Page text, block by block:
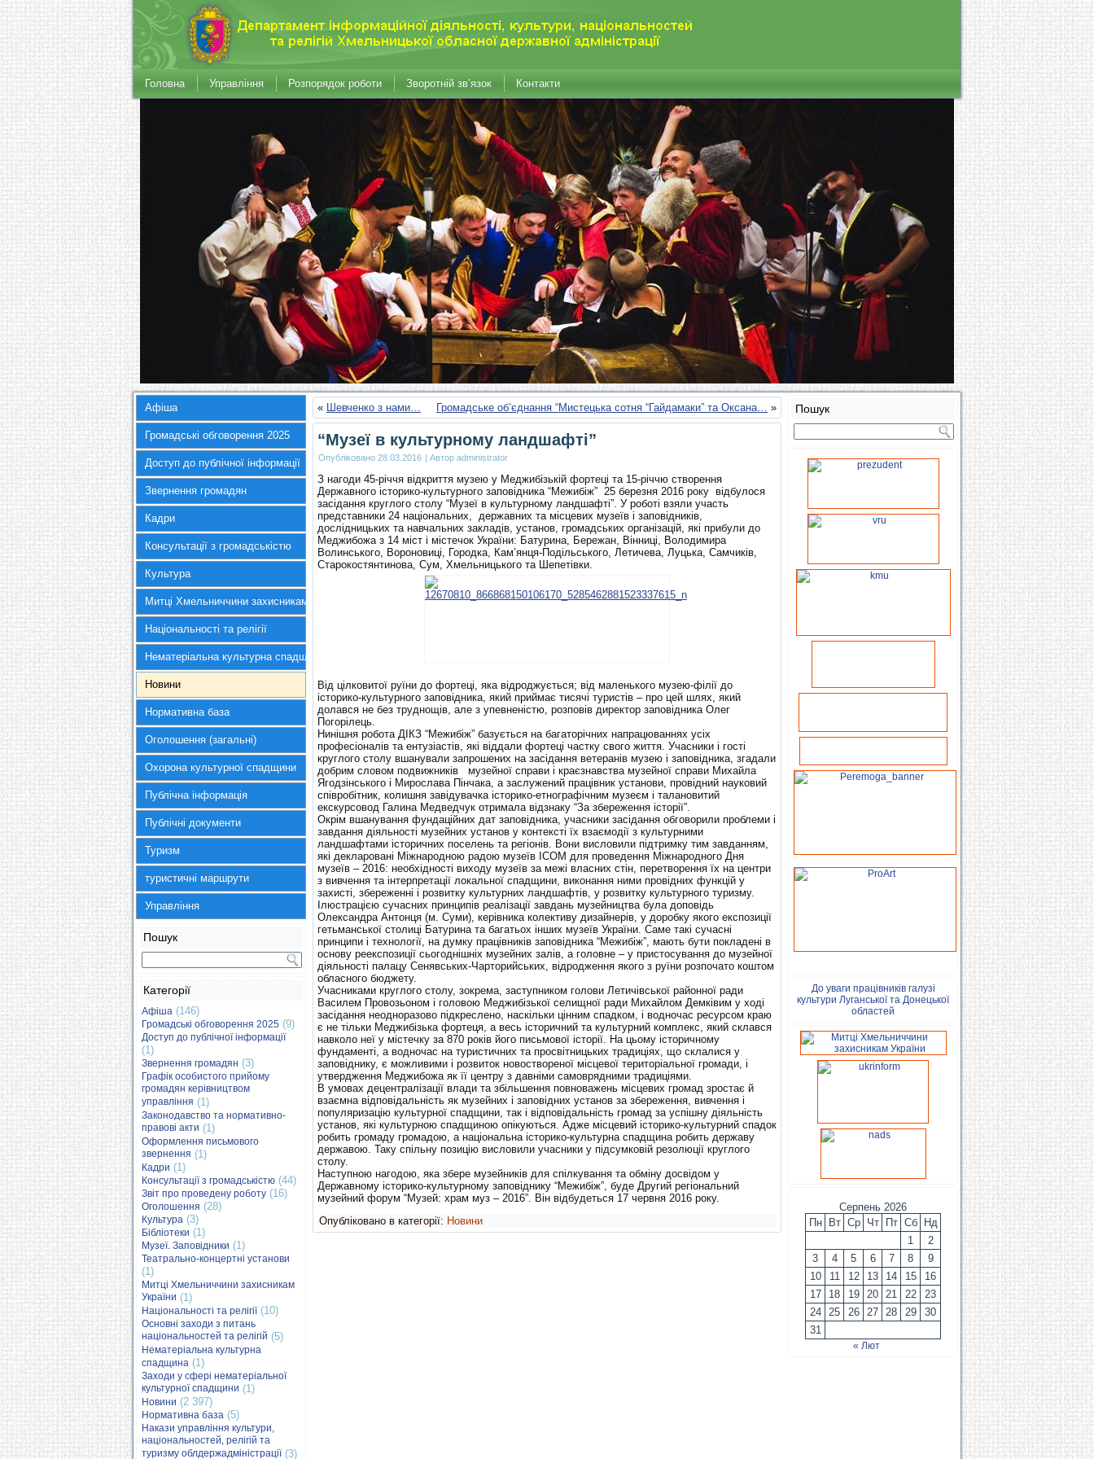
Головна Управління Розпорядок роботи Зворотній зв’язок Контакти
Афіша
Громадські обговорення 2025
Доступ до публічної інформації
Звернення громадян
Кадри
Консультації з громадськістю
Культура
Митці Хмельниччини захисникам України
Національності та релігії
Нематеріальна культурна спадщина
Новини
Нормативна база
Оголошення (загальні)
Охорона культурної спадщини
Публічна інформація
Публічні документи
Туризм
туристичні маршрути
Управління
Пошук
Категорії
Афіша (146)
Громадські обговорення 2025 (9)
Доступ до публічної інформації
(1)
Звернення громадян (3)
Графік особистого прийому
громадян керівництвом
управління (1)
Законодавство та нормативно-
правові акти (1)
Оформлення письмового
звернення (1)
Кадри (1)
Консультації з громадськістю (44)
Звіт про проведену роботу (16)
Оголошення (28)
Культура (3)
Бібліотеки (1)
Музеї. Заповідники (1)
Театрально-концертні установи
(1)
Митці Хмельниччини захисникам
України (1)
Національності та релігії(10)
Основні заходи з питань
національностей та релігій (5)
Нематеріальна культурна
спадщина (1)
Заходи у сфері нематеріальної
культурної спадщини (1)
Новини (2 397)
Нормативна база (5)
Накази управління культури,
національностей, релігій та
туризму облдержадміністрації(3)
« Шевченко з нами… Громадське об’єднання “Мистецька сотня “Гайдамаки” та Оксана… »
“Музеї в культурному ландшафті”
Опубліковано 28.03.2016 | Автор administrator
З нагоди 45-річчя відкриття музею у Меджибізькій фортеці та 15-річчю створення
Державного історико-культурного заповідника “Межибіж” 25 березня 2016 року відбулося
засідання круглого столу “Музеї в культурному ландшафті”. У роботі взяли участь
представники 24 національних, державних та місцевих музеїв і заповідників,
дослідницьких та навчальних закладів, установ, громадських організацій, які прибули до
Меджибожа з 14 міст і містечок України: Батурина, Бережан, Вінниці, Володимира
Волинського, Вороновиці, Городка, Кам’янця-Подільського, Летичева, Луцька, Самчиків,
Старокостянтинова, Сум, Хмельницького та Шепетівки.
Від цілковитої руїни до фортеці, яка відроджується; від маленького музею-філії до
історико-культурного заповідника, який приймає тисячі туристів – про цей шлях, який
долався не без труднощів, але з упевненістю, розповів директор заповідника Олег
Погорілець.
Нинішня робота ДІКЗ “Межибіж” базується на багаторічних напрацюваннях усіх
професіоналів та ентузіастів, які віддали фортеці частку свого життя. Учасники і гості
круглого столу вшанували запрошених на засідання ветеранів музею і заповідника, згадали
добрим словом подвижників музейної справи і краєзнавства музейної справи Михайла
Ягодзінського і Мирослава Пінчака, а заслужений працівник установи, провідний науковий
співробітник, колишня завідувачка історико-етнографічним музеєм і талановитий
екскурсовод Галина Медведчук отримала відзнаку “За збереження історії”.
Окрім вшанування фундаційних дат заповідника, учасники засідання обговорили проблеми і
завдання діяльності музейних установ у контексті їх взаємодії з культурними
ландшафтами історичних поселень та регіонів. Вони висловили підтримку тим завданням,
які декларовані Міжнародною радою музеїв ICOM для проведення Міжнародного Дня
музеїв – 2016: необхідності виходу музеїв за межі власних стін, перетворення їх на центри
з вивчення та інтерпретації локальної спадщини, виконання ними провідних функцій у
захисті, збереженні і розвитку культурних ландшафтів, у розвитку культурного туризму.
Ілюстрацією сучасних принципів реалізації завдань музейництва була доповідь
Олександра Антонця (м. Суми), керівника колективу дизайнерів, у доробку якого експозиції
гетьманської столиці Батурина та багатьох інших музеїв України. Саме такі сучасні
принципи і технології, на думку працівників заповідника “Межибіж”, мають бути покладені в
основу реекспозиції сьогоднішніх музейних залів, а головне – у пристосування до музейної
діяльності палацу Сенявських-Чарторийських, відродження якого з руїни розпочато коштом
обласного бюджету.
Учасниками круглого столу, зокрема, заступником голови Летичівської районної ради
Василем Провозьоном і головою Меджибізької селищної ради Михайлом Демківим у ході
засідання неодноразово підкреслено, наскільки цінним спадком, і водночас ресурсом краю
є не тільки Меджибізька фортеця, а весь історичний та культурний комплекс, який склався
навколо неї у містечку за 870 років його письмової історії. На цьому історичному
фундаменті, а водночас на туристичних та просвітницьких традиціях, що склалися у
заповіднику, є можливими і розвиток новоствореної місцевої територіальної громади, і
утвердження Меджибожа як її центру з давніми самоврядними традиціями.
В умовах децентралізації влади та збільшення повноважень місцевих громад зростає й
взаємна відповідальність як музейних і заповідних установ за збереження, вивчення і
популяризацію культурної спадщини, так і відповідальність громад за успішну діяльність
установ, які культурною спадщиною опікуються. Адже місцевий історико-культурний спадок
робить громаду громадою, а національна історико-культурна спадщина робить державу
державою. Таку спільну позицію висловили учасники у підсумковій резолюції круглого
столу.
Наступною нагодою, яка збере музейників для спілкування та обміну досвідом у
Державному історико-культурному заповіднику “Межибіж”, буде Другий регіональний
музейний форум “Музей: храм муз – 2016”. Він відбудеться 17 червня 2016 року.
Опубліковано в категорії: Новини
Пошук
До уваги працівників галузі
культури Луганської та Донецької
областей
Серпень 2026
Пн
Вт Ср Чт Пт Сб
Нд
1
2
3
4 5 6 7 8
9
10
11 12 13 14 15
16
17
18 19 20 21 22
23
24
25 26 27 28 29
30
31
« Лют